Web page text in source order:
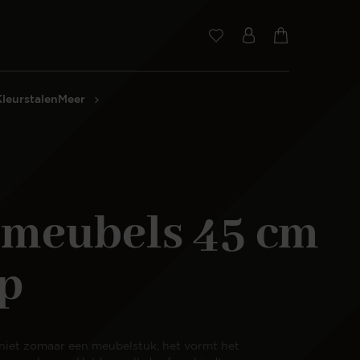
Meer
45 cm
zomaar een meubelstuk, het vormt het